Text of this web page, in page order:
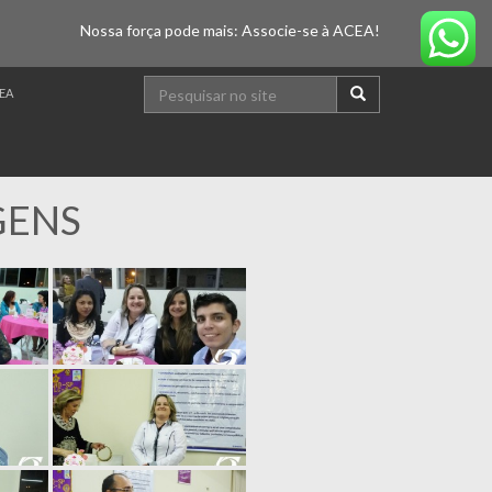
Nossa força pode mais: Associe-se à ACEA!